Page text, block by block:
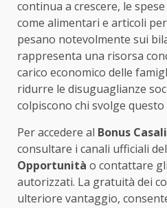
continua a crescere, le
come alimentari e articoli
pesano notevolmente sui
rappresenta una risorsa
carico economico delle
ridurre le disuguaglianze
colpiscono chi svolge
Per accedere al Bonus
consultare i canali ufficiali del
Opportunità o contattare
autorizzati. La gratuità dei
ulteriore vantaggio,